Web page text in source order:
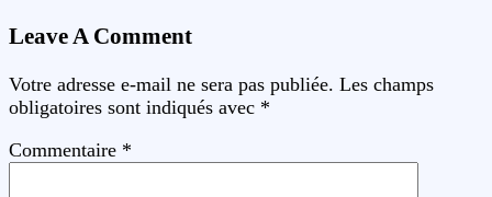
Leave A Comment
Votre adresse e-mail ne sera pas publiée. Les champs
obligatoires sont indiqués avec *
Commentaire *